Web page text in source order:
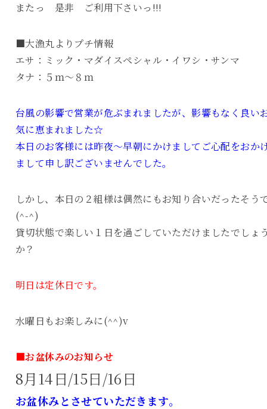
またっ 是非 ご利用下さいっ!!!
■大漁丸よりプチ情報
エサ：ミック・マダイスペシャル・イワシ・サンマ
タナ：５ｍ～８ｍ
台風の影響で営業が危ぶまれましたが、影響もなく良い
気に恵まれました☆
本日のお客様には昨夜～早朝にかけましてご心配をおか
まして申し訳ございませんでした。
しかし、本日の２組様は偶然にもお知り合いだったそう
(^-^)
貸切状態で楽しい１日を過ごしていただけましたでしょ
か？
明日は定休日です。
水曜日もお楽しみに(^^)v
■お盆休みのお知らせ
8月14日/15日/16日
お盆休みとさせていただきます。